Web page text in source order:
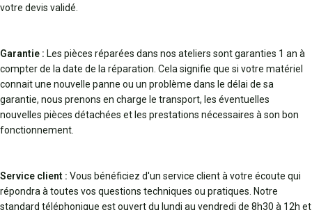
votre devis validé.
Garantie : Les pièces réparées dans nos ateliers sont garanties 1 an à
compter de la date de la réparation. Cela signifie que si votre matériel
connait une nouvelle panne ou un problème dans le délai de sa
garantie, nous prenons en charge le transport, les éventuelles
nouvelles pièces détachées et les prestations nécessaires à son bon
fonctionnement.
Service client : Vous bénéficiez d'un service client à votre écoute qui
répondra à toutes vos questions techniques ou pratiques. Notre
standard téléphonique est ouvert du lundi au vendredi de 8h30 à 12h et